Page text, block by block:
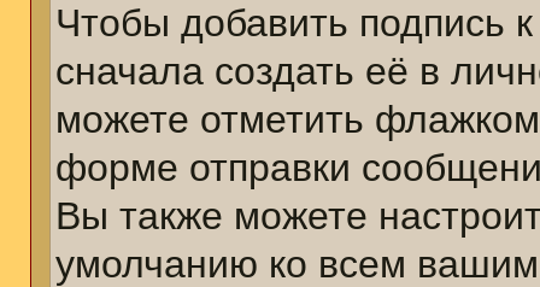
Чтобы добавить
сначала создать её в
можете отметить
форме отправки
Вы также можете
умолчанию ко всем